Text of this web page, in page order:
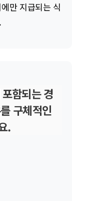
만 지급되는 식
함되는 경
구체적인
.